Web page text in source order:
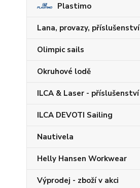
Plastimo
Lana, provazy, příslušenství
Olimpic sails
Okruhové lodě
ILCA & Laser - příslušenství
ILCA DEVOTI Sailing
Nautivela
Helly Hansen Workwear
Výprodej - zboží v akci